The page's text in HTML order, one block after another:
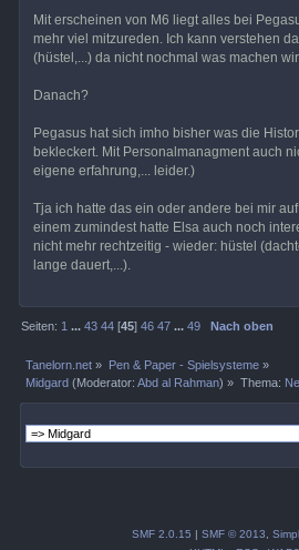
Mit erscheinen von M6 liegt alles bei
mehr viel mitzureden. Ich kann verstehen
(hüstel,...) da nicht nochmal was machen
Danach?
Pegasus hat sich imho bisher was die
bekleckert. Mit Personalmanagment auch
eigene erfahrung,... leider.)
Tja ich hatte das ein oder andere bei mir
einem zumindest hatte Elsa auch noch
nicht mehr rechtzeitig - wieder: hüstel
lange dauert,...).
Seiten: 1 ...43 44 [45]46 47 ...49
Nach oben
Tanelorn.net » Pen & Paper - Spielsysteme»
Midgard (Moderator:Abd al Rahman) » Thema:
SMF 2.0.15 SMF © 2013,